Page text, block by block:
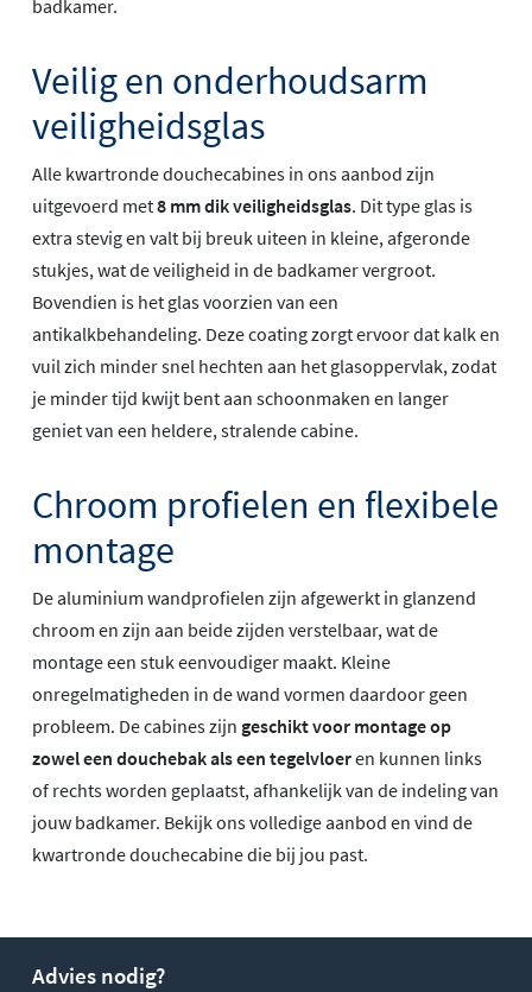
badkamer.
Veilig en onderhoudsarm
veiligheidsglas
Alle kwartronde douchecabines in ons aanbod zijn
uitgevoerd met8 mm dik veiligheidsglas. Dit type glas is
extra stevig en valt bij breuk uiteen in kleine, afgeronde
stukjes, wat de veiligheid in de badkamer vergroot.
Bovendien is het glas voorzien van een
antikalkbehandeling. Deze coating zorgt ervoor dat kalk en
vuil zich minder snel hechten aan het glasoppervlak, zodat
je minder tijd kwijt bent aan schoonmaken en langer
geniet van een heldere, stralende cabine.
Chroom profielen en flexibele
montage
De aluminium wandprofielen zijn afgewerkt in glanzend
chroom en zijn aan beide zijden verstelbaar, wat de
montage een stuk eenvoudiger maakt. Kleine
onregelmatigheden in de wand vormen daardoor geen
probleem. De cabines zijn geschikt voor montage op
zowel een douchebak als een tegelvloeren kunnen links
of rechts worden geplaatst, afhankelijk van de indeling van
jouw badkamer. Bekijk ons volledige aanbod en vind de
kwartronde douchecabine die bij jou past.
Advies nodig?